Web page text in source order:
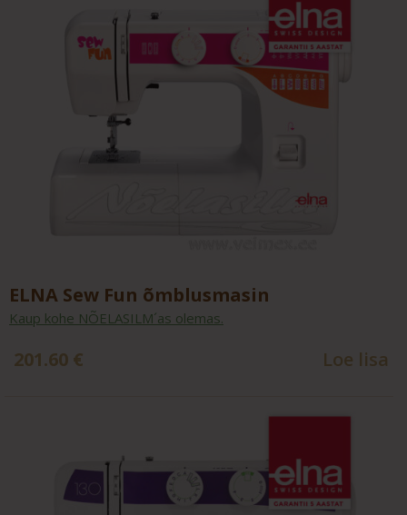
ELNA Sew Fun õmblusmasin
Kaup kohe NÕELASILM´as olemas.
201.60 € Loe lisa